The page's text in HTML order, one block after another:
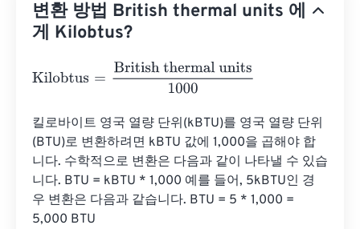
변환 방법 British thermal units 에
게 Kilobtus?
Kilobtus British thermal units1000
킬로바이트 영국 열량 단위(kBTU)를 영국 열량 단위
(BTU)로 변환하려면 kBTU 값에 1,000을 곱해야 합
니다. 수학적으로 변환은 다음과 같이 나타낼 수 있습
니다. BTU = kBTU * 1,000 예를 들어, 5kBTU인 경
우 변환은 다음과 같습니다. BTU = 5 * 1,000 =
5,000 BTU